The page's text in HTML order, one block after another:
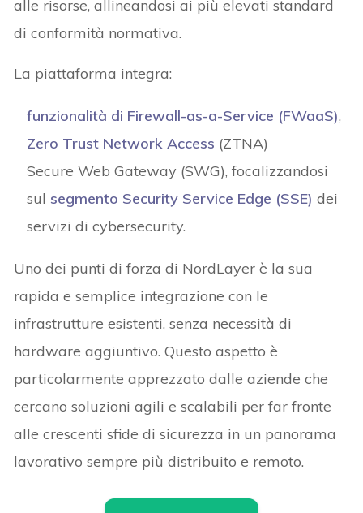
alle risorse, allineandosi ai più elevati standard
di conformità normativa.
La piattaforma integra:
funzionalità di Firewall-as-a-Service (FWaaS),
Zero Trust Network Access (ZTNA)
Secure Web Gateway (SWG), focalizzandosi
sul segmento Security Service Edge (SSE) dei
servizi di cybersecurity.
Uno dei punti di forza di NordLayer è la sua
rapida e semplice integrazione con le
infrastrutture esistenti, senza necessità di
hardware aggiuntivo. Questo aspetto è
particolarmente apprezzato dalle aziende che
cercano soluzioni agili e scalabili per far fronte
alle crescenti sfide di sicurezza in un panorama
lavorativo sempre più distribuito e remoto.